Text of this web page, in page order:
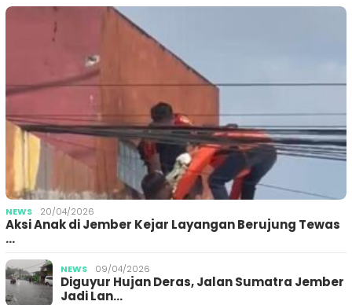
NEWS 20/04/2026
Aksi Anak di Jember Kejar Layangan Berujung Tewas
…
NEWS 09/04/2026
Diguyur Hujan Deras, Jalan Sumatra Jember
Jadi Lan…